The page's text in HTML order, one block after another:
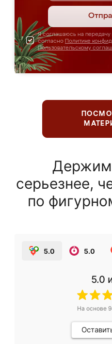
Я соглашаюсь на
согласно Политике
Пользовательскому
Держим
серьезнее,
по
5.0 5.0
5.0
На основе